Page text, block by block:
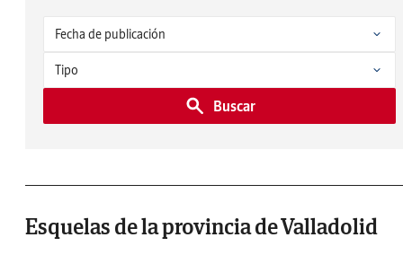
Buscar
Esquelas de la provincia de Valladolid